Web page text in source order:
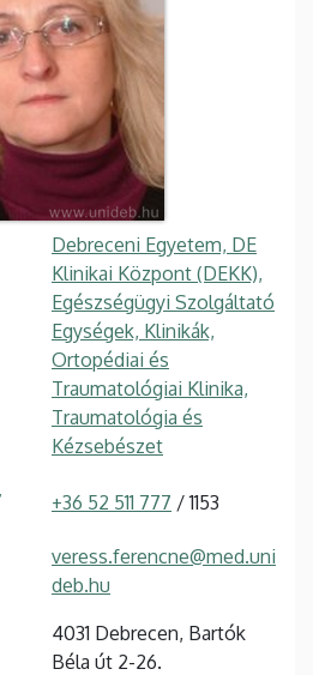
Debreceni Egyetem, DE
Klinikai Központ (DEKK),
Egészségügyi Szolgáltató
Egységek, Klinikák,
Ortopédiai és
Traumatológiai Klinika,
Traumatológia és
Kézsebészet
+36 52 511 777 / 1153
veress.ferencne@med.uni
deb.hu
4031 Debrecen, Bartók
Béla út 2-26.